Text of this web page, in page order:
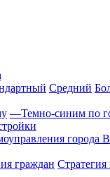
Средний
—Темно-синим по
города
граждан Стратегия